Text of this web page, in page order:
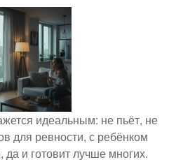
идеальным: не пьёт, не
для ревности, с ребёнком
да и готовит лучше многих.